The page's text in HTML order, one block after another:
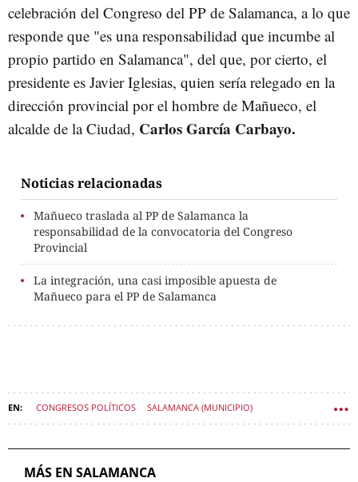
celebración del Congreso del PP de Salamanca, a lo que
responde que "es una responsabilidad que incumbe al
propio partido en Salamanca", del que, por cierto, el
presidente es Javier Iglesias, quien sería relegado en la
dirección provincial por el hombre de Mañueco, el
alcalde de la Ciudad, Carlos García Carbayo.
Noticias relacionadas
Mañueco traslada al PP de Salamanca la
responsabilidad de la convocatoria del Congreso
Provincial
La integración, una casi imposible apuesta de
Mañueco para el PP de Salamanca
CONGRESOS POLÍTICOS SALAMANCA (MUNICIPIO)
MÁS EN SALAMANCA